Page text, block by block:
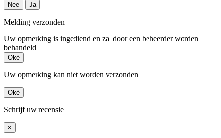
Nee Ja
Melding verzonden
Uw opmerking is ingediend en zal door een beheerder worden
behandeld.
Oké
Uw opmerking kan niet worden verzonden
Oké
Schrijf uw recensie
×